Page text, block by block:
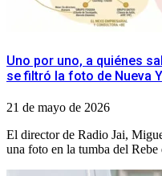
Uno por uno, a quiénes
se filtró la foto de Nueva
21 de mayo de 2026
El director de Radio Jai,
una foto en la tumba del